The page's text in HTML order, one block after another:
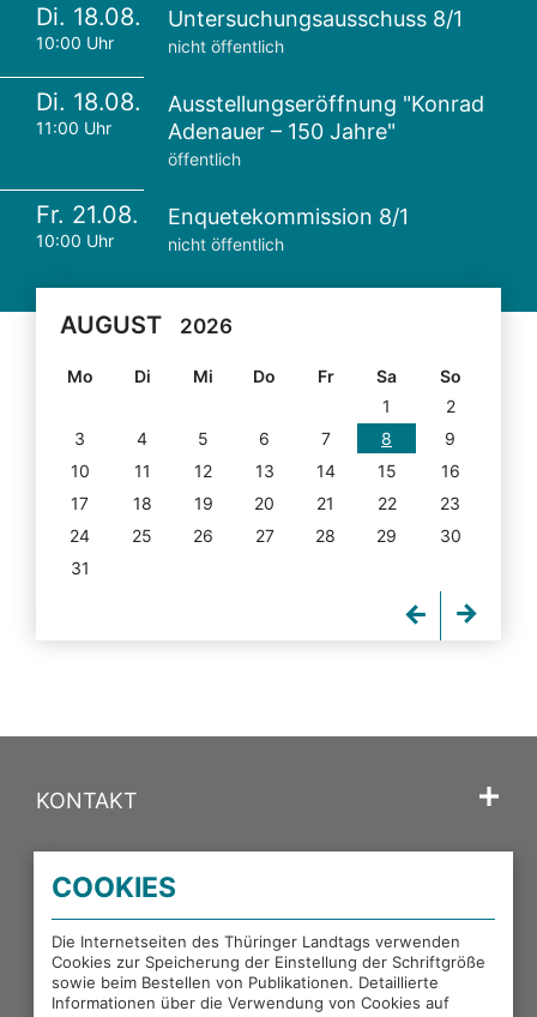
Di. 18.08.
10:00 Uhr
Untersuchungsausschuss 8/1
nicht öffentlich
Di. 18.08.
11:00 Uhr
Ausstellungseröffnung "Konrad
Adenauer – 150 Jahre"
öffentlich
Fr. 21.08.
10:00 Uhr
Enquetekommission 8/1
nicht öffentlich
AUGUST 2026
Mo Di Mi Do Fr Sa
So
1
2
3
4 5 6 7 8
9
10
11 12 13 14 15
16
17
18 19 20 21 22
23
24
25 26 27 28 29
30
31
KONTAKT
PORTALE DES THÜRINGER LANDTAGS
EXTERNE LINKS
COOKIES
Die Internetseiten des Thüringer Landtags verwenden
Cookies zur Speicherung der Einstellung der Schriftgröße
sowie beim Bestellen von Publikationen. Detaillierte
Informationen über die Verwendung von Cookies auf